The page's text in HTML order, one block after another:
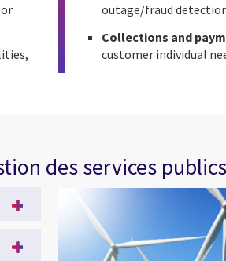
outage/fraud
Collections and
customer individual
des services publics